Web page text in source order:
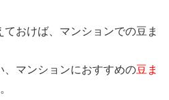
おけば、マンションでの豆ま
、マンションにおすすめの豆ま